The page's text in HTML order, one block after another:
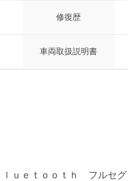
修復歴
車両取扱説明書
ｅｔｏｏｔｈ フルセ